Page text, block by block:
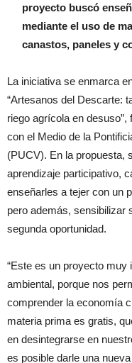
proyecto buscó
mediante el uso de
canastos, paneles y
La iniciativa se enmarca
“Artesanos del Descarte:
riego agrícola en
con el Medio de la
(PUCV). En la propuesta,
aprendizaje participativo,
enseñarles a tejer con un
pero además, sensibilizar
segunda oportunidad.
“Este es un proyecto muy
ambiental, porque nos
comprender la economía
materia prima es gratis,
en desintegrarse en
es posible darle una